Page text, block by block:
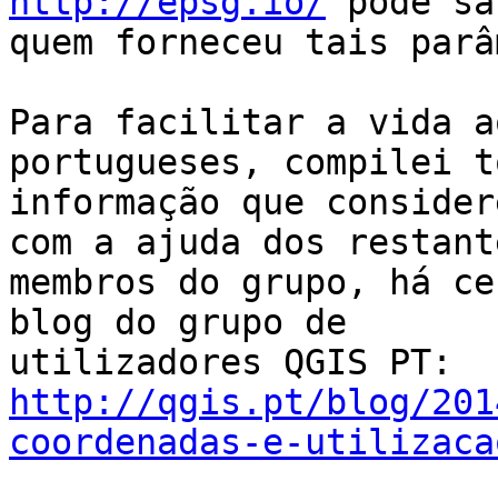
quem forneceu tais
Para facilitar a vida
portugueses, compilei
informação que
com a ajuda dos
membros do grupo, há
blog do grupo de
http://qgis.pt/blog/
coordenadas-e-